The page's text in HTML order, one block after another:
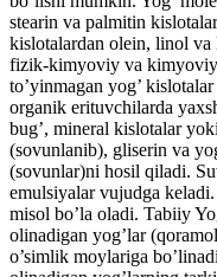
stearin va palmitin
kislotalardan olein, linol
fizik-kimyoviy va kimyoviy
to’yinmagan yog’
organik erituvchilarda
bug’, mineral kislotalar
(sovunlanib), gliserin va
(sovunlar)ni hosil qiladi.
emulsiyalar vujudga
misol bo’la oladi. Tabiiy
olinadigan yog’lar
o’simlik moylariga